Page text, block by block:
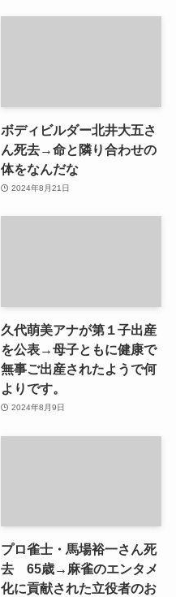
ボディビルダー北井大五さ
ん死去→命と隣り合わせの
体をなんだな
2024年8月21日
久代萌美アナが第１子出産
を公表→母子ともに健康で
無事ご出産されたようで何
よりです。
2024年8月9日
プロ雀士・馬場裕一さん死
去 65歳→麻雀のエンタメ
化に貢献された立役者のお